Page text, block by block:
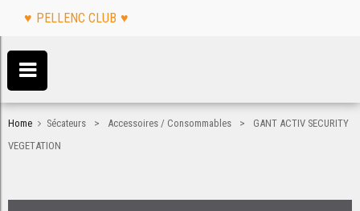
PELLENC CLUB
Home Sécateurs > Accessoires / Consommables >
GANT ACTIV SECURITY
VEGETATION